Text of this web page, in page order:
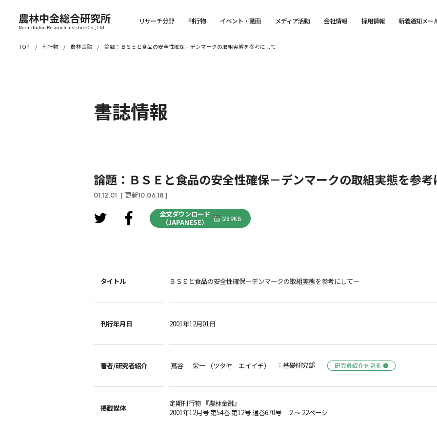
農林中金総合研究所
Norinchukin Research Institute Co., Ltd.
リサーチ分野 刊行物 イベント・動画 メディア活動 会社情報 採用情報 新着通知メー
TOP 刊行物 農林金融 論題：ＢＳＥと食品の安全性確保－デンマークの取組実態を参考にして－
書誌情報
論題：ＢＳＥと食品の安全性確保－デンマークの取組実態を参考
01.12.01 [ 更新10.06.18 ]
全文ダウンロード
（JAPANESE）
128.9KB
タイトル ＢＳＥと食品の安全性確保－デンマークの取組実態を参考にして－
刊行年月日 2001年12月01日
著者/研究者紹介 蔦谷 栄一 （ツタヤ エイイチ） ：基礎研究部 研究員紹介を見る
掲載媒体
定期刊行物 『農林金融』
2001年12月号 第54巻 第12号 通巻670号 2 ～ 22ページ